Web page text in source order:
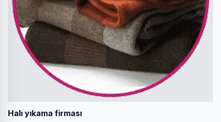
Halı yıkama firması